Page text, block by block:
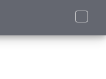
Toggle